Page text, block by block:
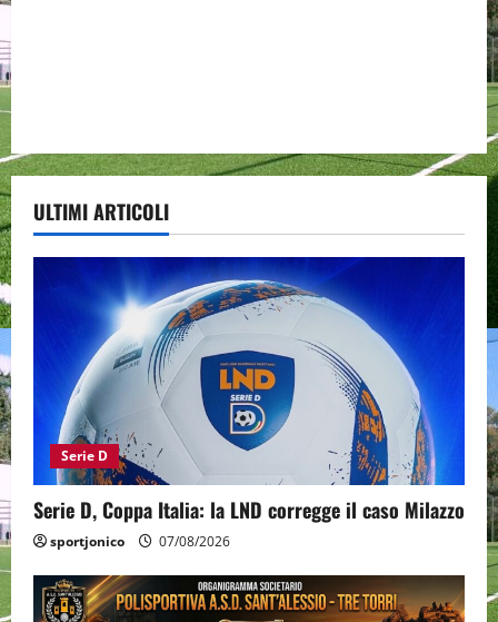
ULTIMI ARTICOLI
Serie D
Serie D, Coppa Italia: la LND corregge il caso Milazzo
sportjonico 07/08/2026